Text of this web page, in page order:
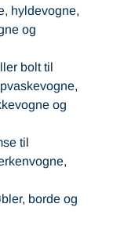
hyldevogne,
og
bolt til
og
til
borde og